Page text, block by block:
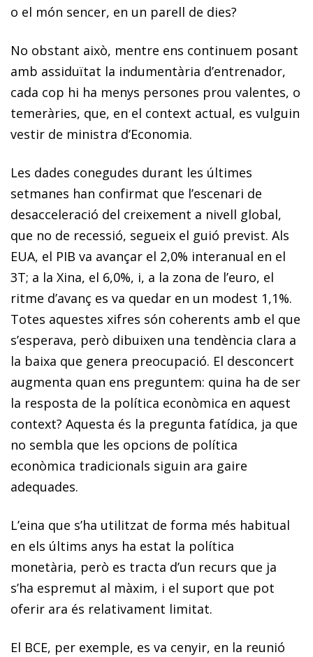
o el món sencer, en un pa­­rell de dies?
No obstant això, mentre ens continuem posant
amb assiduïtat la indumentària d’entrenador,
cada cop hi ha menys persones prou valentes, o
temeràries, que, en el context actual, es vulguin
vestir de ministra d’Economia.
Les dades conegudes durant les últimes
setmanes han con­­firmat que l’escenari de
desacceleració del creixement a nivell global,
que no de recessió, segueix el guió previst. Als
EUA, el PIB va avançar el 2,0% interanual en el
3T; a la Xina, el 6,0%, i, a la zona de l’euro, el
ritme d’avanç es va que­­dar en un modest 1,1%.
Totes aquestes xifres són coherents amb el que
s’esperava, però dibuixen una tendència clara a
la baixa que genera preocupació. El desconcert
augmenta quan ens preguntem: quina ha de ser
la resposta de la política econòmica en aquest
context? Aquesta és la pregunta fatídica, ja que
no sembla que les opcions de política
econòmica tradicionals siguin ara gaire
adequades.
L’eina que s’ha utilitzat de forma més habitual
en els últims anys ha estat la política
monetària, però es tracta d’un re­­curs que ja
s’ha espremut al màxim, i el suport que pot
oferir ara és relativament limitat.
El BCE, per exemple, es va cenyir, en la reunió